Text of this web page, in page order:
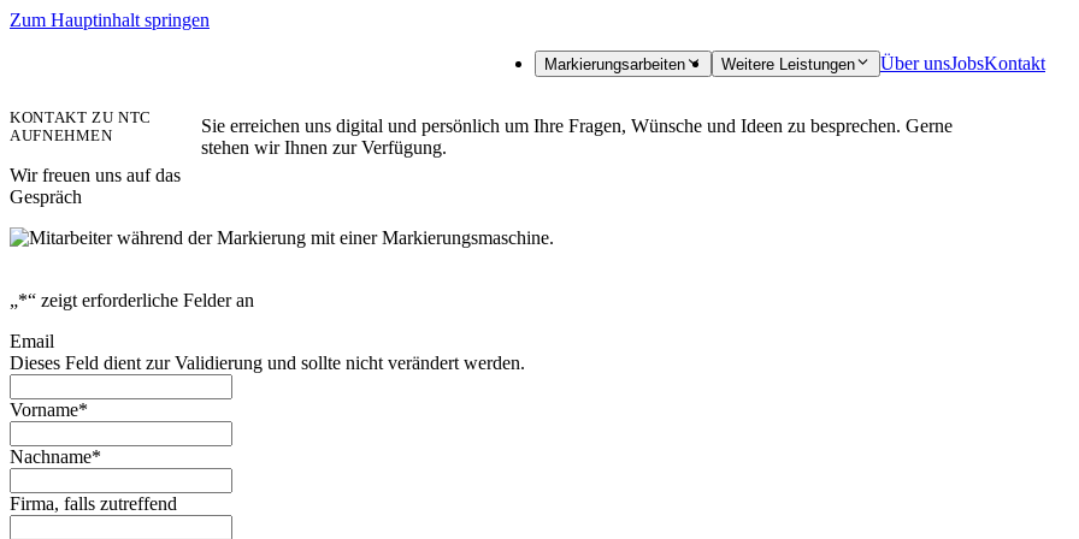
Zum Hauptinhalt springen
Markierungsarbeiten Weitere Leistungen Über unsJobsKontakt
KONTAKT ZU NTC
AUFNEHMEN
Wir freuen uns auf das
Gespräch
Sie erreichen uns digital und persönlich um Ihre Fragen, Wünsche und Ideen zu besprechen. Gerne
stehen wir Ihnen zur Verfügung.
„*“ zeigt erforderliche Felder an
Email
Dieses Feld dient zur Validierung und sollte nicht verändert werden.
Vorname*
Nachname*
Firma, falls zutreffend